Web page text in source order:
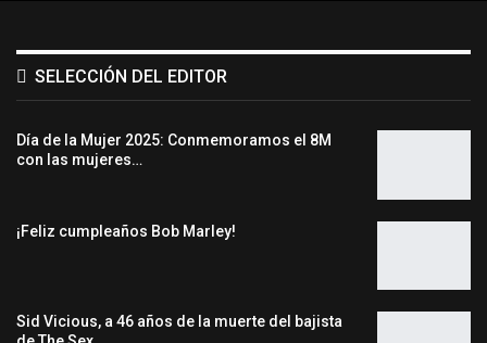
SELECCIÓN DEL EDITOR
Día de la Mujer 2025: Conmemoramos el 8M
con las mujeres…
¡Feliz cumpleaños Bob Marley!
Sid Vicious, a 46 años de la muerte del bajista